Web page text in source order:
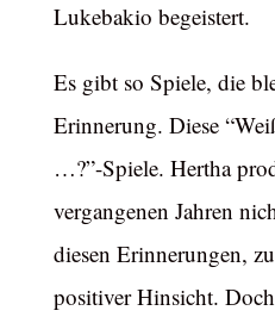
Lukebakio begeistert.
Es gibt so Spiele, die
Erinnerung. Diese
…?”-Spiele. Hertha
vergangenen Jahren
diesen Erinnerungen,
positiver Hinsicht.